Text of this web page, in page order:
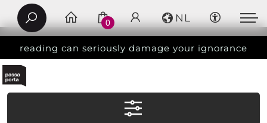
reading can seriously damage your ignorance
0 NL